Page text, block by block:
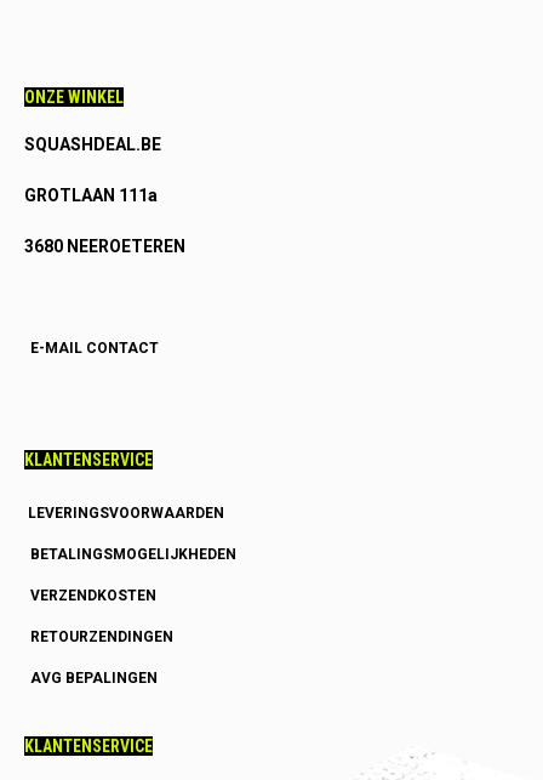
ONZE WINKEL
SQUASHDEAL.BE
GROTLAAN 111a
3680 NEEROETEREN
E-MAIL CONTACT
KLANTENSERVICE
LEVERINGSVOORWAARDEN
BETALINGSMOGELIJKHEDEN
VERZENDKOSTEN
RETOURZENDINGEN
AVG BEPALINGEN
KLANTENSERVICE